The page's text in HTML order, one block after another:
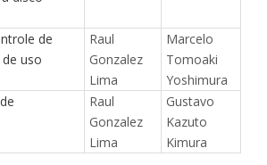
de
uso
Raul
Gonzalez
Lima
Marcelo
Tomoaki
Yoshimura
Raul
Gonzalez
Lima
Gustavo
Kazuto
Kimura